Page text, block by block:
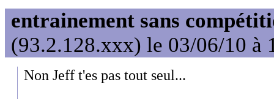
entrainement sans
(93.2.128.xxx) le 03/06/10 à
Non Jeff t'es pas tout seul...